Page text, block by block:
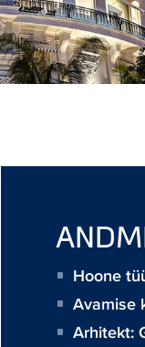
Hoone
Avamise
Arhitekt: